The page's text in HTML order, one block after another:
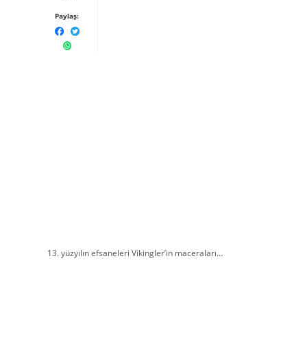
Paylaş:
13. yüzyılın efsaneleri Vikingler’in maceraları…